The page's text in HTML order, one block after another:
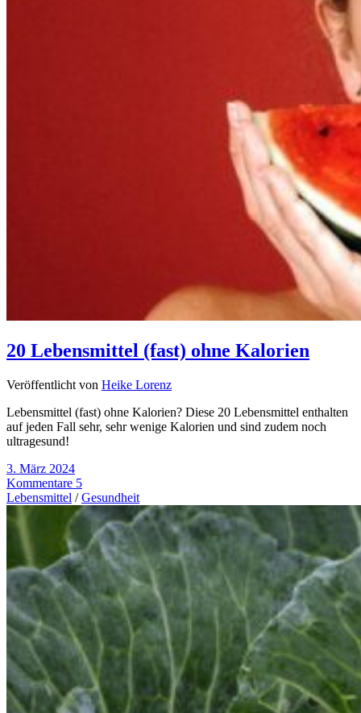
20 Lebensmittel (fast) ohne Kalorien
Veröffentlicht von Heike Lorenz
Lebensmittel (fast) ohne Kalorien? Diese 20 Lebensmittel enthalten
auf jeden Fall sehr, sehr wenige Kalorien und sind zudem noch
ultragesund!
3. März 2024
Kommentare 5
Lebensmittel /Gesundheit